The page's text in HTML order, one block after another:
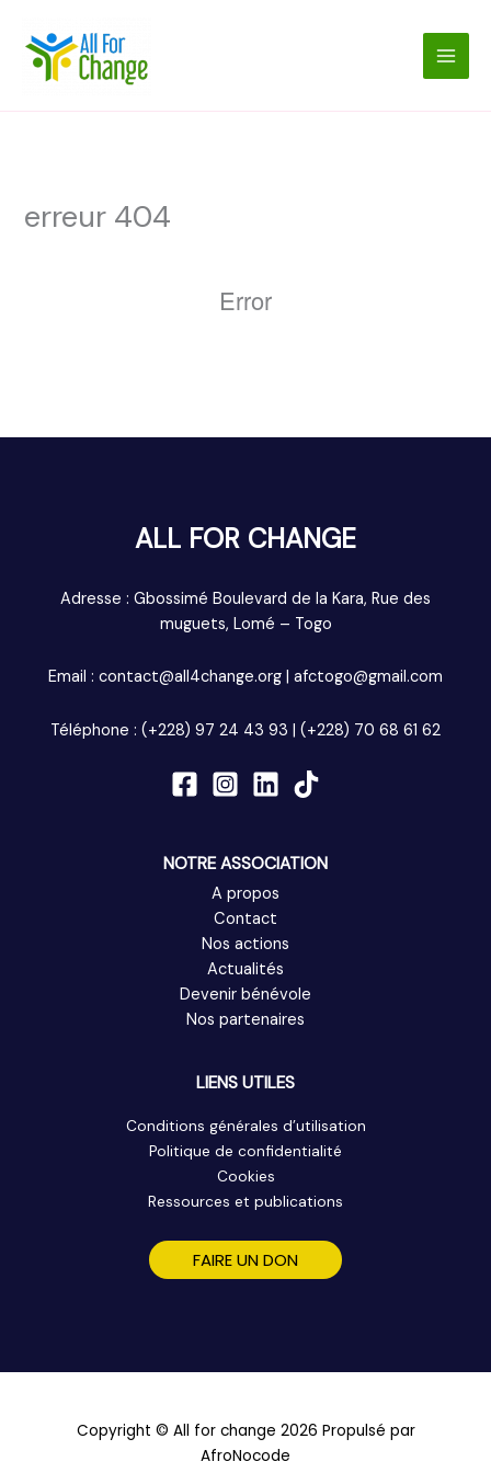
contenu
erreur 404
Error
ALL FOR CHANGE
Adresse : Gbossimé Boulevard de la Kara, Rue des
muguets, Lomé – Togo
Email : contact@all4change.org | afctogo@gmail.com
Téléphone : (+228) 97 24 43 93 | (+228) 70 68 61 62
NOTRE ASSOCIATION
A propos
Contact
Nos actions
Actualités
Devenir bénévole
Nos partenaires
LIENS UTILES
Conditions générales d’utilisation
Politique de confidentialité
Cookies
Ressources et publications
FAIRE UN DON
Copyright © All for change 2026 Propulsé par
AfroNocode